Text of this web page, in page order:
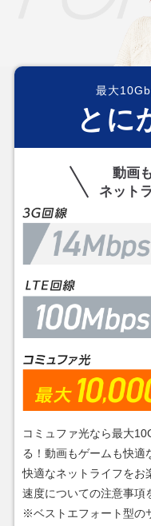
最大
とに
動画
ネット
コミュファ光なら最大
る！動画もゲームも快適
快適なネットライフをお
速度についての注意事項
※ベストエフォート型の